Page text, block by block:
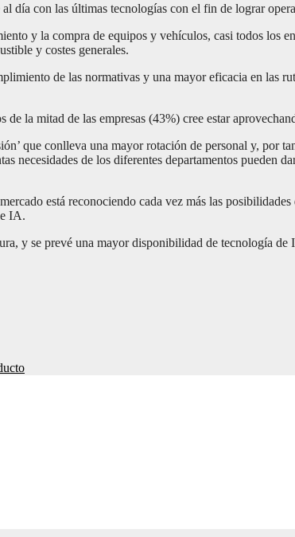
día con las últimas tecnologías con el fin de lograr
y la compra de equipos y vehículos, casi todos los
y costes generales.
de las normativas y una mayor eficacia en las
la mitad de las empresas (43%) cree estar
que conlleva una mayor rotación de personal y, por
necesidades de los diferentes departamentos pueden
está reconociendo cada vez más las
IA.
y se prevé una mayor disponibilidad de tecnología